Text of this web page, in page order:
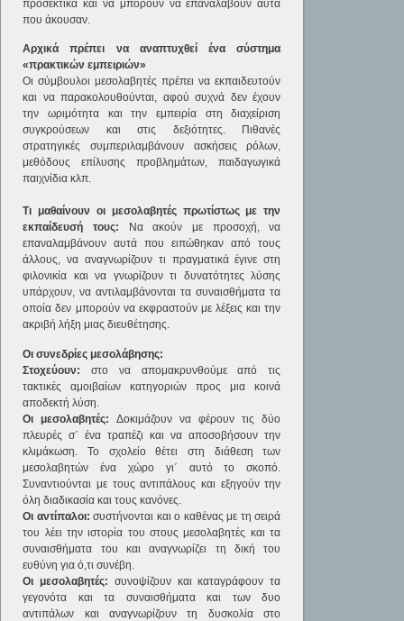
προσεκτικά και να μπορούν να επαναλάβουν αυτά
που άκουσαν.
Αρχικά πρέπει να αναπτυχθεί ένα σύστημα
«πρακτικών εμπειριών»
Οι σύμβουλοι μεσολαβητές πρέπει να εκπαιδευτούν
και να παρακολουθούνται, αφού συχνά δεν έχουν
την ωριμότητα και την εμπειρία στη διαχείριση
συγκρούσεων και στις δεξιότητες. Πιθανές
στρατηγικές συμπεριλαμβάνουν ασκήσεις ρόλων,
μεθόδους επίλυσης προβλημάτων, παιδαγωγικά
παιχνίδια κλπ.
Τι μαθαίνουν οι μεσολαβητές πρωτίστως με την
εκπαίδευσή τους: Να ακούν με προσοχή, να
επαναλαμβάνουν αυτά που ειπώθηκαν από τους
άλλους, να αναγνωρίζουν τι πραγματικά έγινε στη
φιλονικία και να γνωρίζουν τι δυνατότητες λύσης
υπάρχουν, να αντιλαμβάνονται τα συναισθήματα τα
οποία δεν μπορούν να εκφραστούν με λέξεις και την
ακριβή λήξη μιας διευθέτησης.
Οι συνεδρίες μεσολάβησης:
Στοχεύουν:στο να απομακρυνθούμε από τις
τακτικές αμοιβαίων κατηγοριών προς μια κοινά
αποδεκτή λύση.
Οι μεσολαβητές:
Δοκιμάζουν να φέρουν τις δύο
πλευρές σ΄ ένα τραπέζι και να αποσοβήσουν την
κλιμάκωση. Το σχολείο θέτει στη διάθεση των
μεσολαβητών ένα χώρο γι΄ αυτό το σκοπό.
Συναντιούνται με τους αντιπάλους και εξηγούν την
όλη διαδικασία και τους κανόνες.
Οι αντίπαλοι: συστήνονται και ο καθένας με τη σειρά
του λέει την ιστορία του στους μεσολαβητές και τα
συναισθήματα του και αναγνωρίζει τη δική του
ευθύνη για ό,τι συνέβη.
Οι μεσολαβητές: συνοψίζουν και καταγράφουν τα
γεγονότα και τα συναισθήματα και των δυο
αντιπάλων και αναγνωρίζουν τη δυσκολία στο